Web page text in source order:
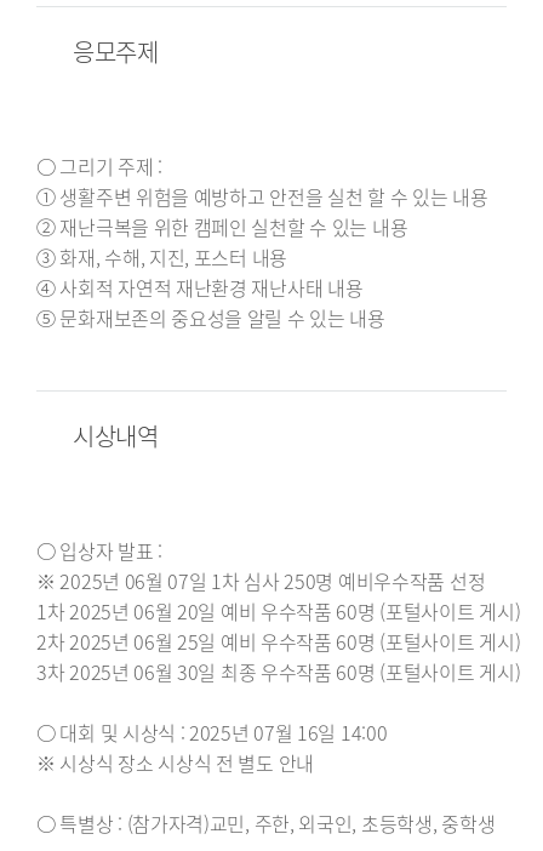
응모주제
○ 그리기 주제 :
① 생활주변 위험을 예방하고 안전을 실천 할 수 있는 내용
② 재난극복을 위한 캠페인 실천할 수 있는 내용
③ 화재, 수해, 지진, 포스터 내용
④ 사회적 자연적 재난환경 재난사태 내용
⑤ 문화재보존의 중요성을 알릴 수 있는 내용
시상내역
○ 입상자 발표 :
※ 2025년 06월 07일 1차 심사 250명 예비우수작품 선정
1차 2025년 06월 20일 예비 우수작품 60명 (포털사이트 게시)
2차 2025년 06월 25일 예비 우수작품 60명 (포털사이트 게시)
3차 2025년 06월 30일 최종 우수작품 60명 (포털사이트 게시)
○ 대회 및 시상식 : 2025년 07월 16일 14:00
※ 시상식 장소 시상식 전 별도 안내
○ 특별상 : (참가자격)교민, 주한, 외국인, 초등학생, 중학생